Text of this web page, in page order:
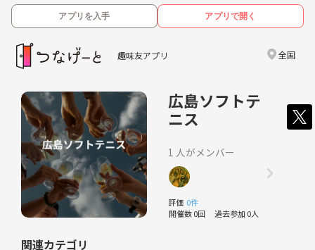
アプリを入手 アプリで開く
趣味友アプリ 全国
広島ソフトテ
ニス
1 人がメンバー
評価 0件
開催数 0回 過去参加 0人
関連カテゴリ